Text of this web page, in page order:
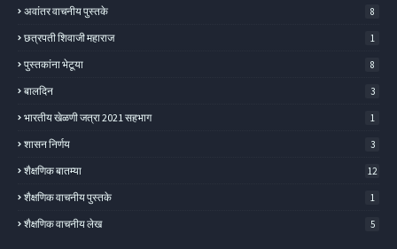
अवांतर वाचनीय पुस्तके 8
छत्रपती शिवाजी महाराज 1
पुस्तकांना भेटूया 8
बालदिन 3
भारतीय खेळणी जत्रा 2021 सहभाग 1
शासन निर्णय 3
शैक्षणिक बातम्या 12
शैक्षणिक वाचनीय पुस्तके 1
शैक्षणिक वाचनीय लेख 5